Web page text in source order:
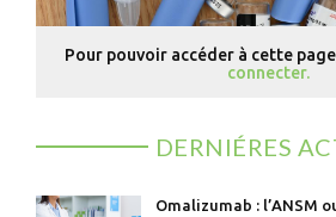
Pour pouvoir accéder à cette
connecter.
DERNIÉRES